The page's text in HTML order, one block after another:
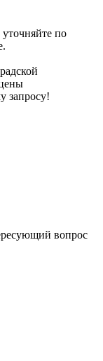
по
запросу!
вопрос